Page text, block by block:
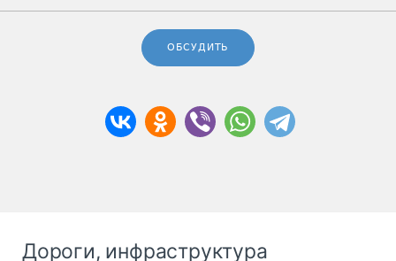
ОБСУДИТЬ
Дороги, инфраструктура